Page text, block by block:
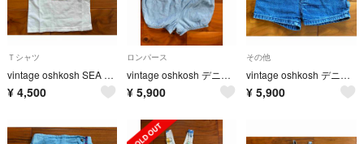
Ｔシャツ
vintage oshkosh SEA Tシャツ 18m
¥ 4,500
ロンパース
vintage oshkosh デニムロンパース24m
¥ 5,900
その他
vintage oshkosh デニムショートパンツ 3T
¥ 5,900